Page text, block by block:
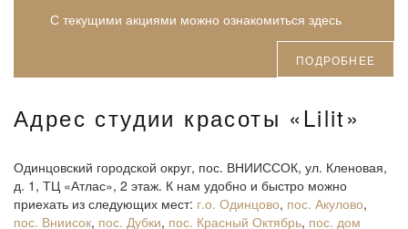
С текущими акциями можно ознакомиться здесь
ПОДРОБНЕЕ
Адрес студии красоты «Lilit»
Одинцовский городской округ, пос. ВНИИССОК, ул. Кленовая,
д. 1, ТЦ «Атлас», 2 этаж. К нам удобно и быстро можно
приехать из следующих мест: г.о. Одинцово, пос. Акулово,
пос. Вниисок, пос. Дубки, пос. Красный Октябрь, пос. дом